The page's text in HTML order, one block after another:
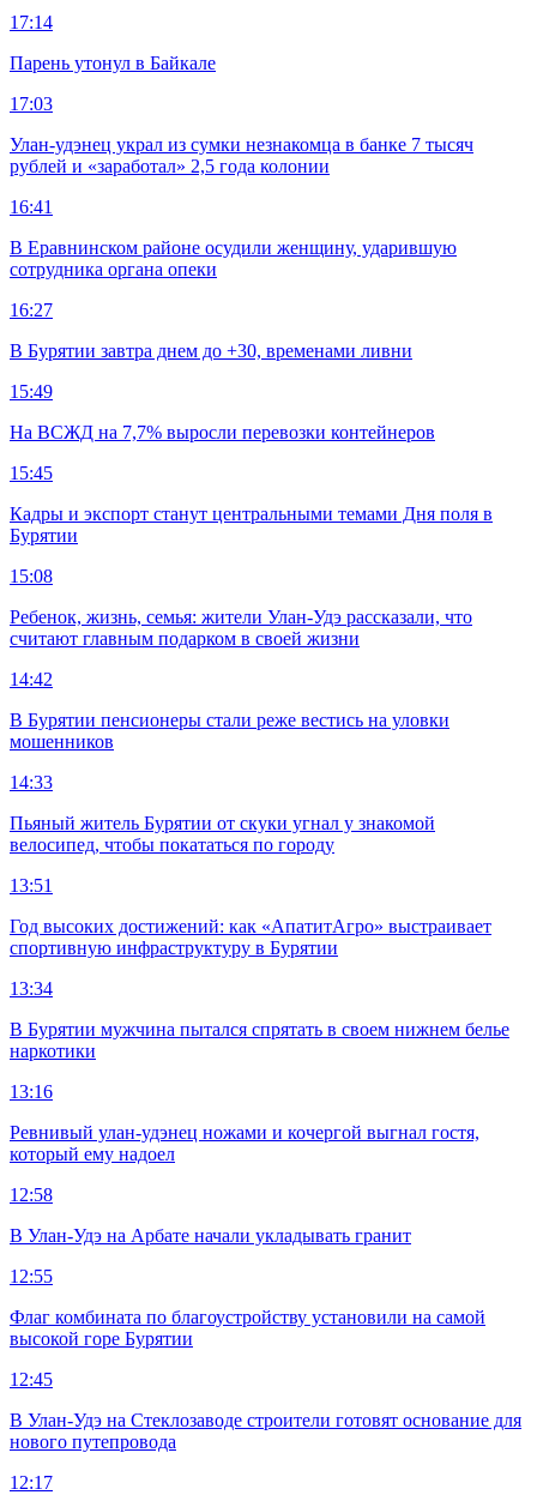
17:14
Парень утонул в Байкале
17:03
Улан-удэнец украл из сумки незнакомца в банке 7 тысяч
рублей и «заработал» 2,5 года колонии
16:41
В Еравнинском районе осудили женщину, ударившую
сотрудника органа опеки
16:27
В Бурятии завтра днем до +30, временами ливни
15:49
На ВСЖД на 7,7% выросли перевозки контейнеров
15:45
Кадры и экспорт станут центральными темами Дня поля в
Бурятии
15:08
Ребенок, жизнь, семья: жители Улан-Удэ рассказали, что
считают главным подарком в своей жизни
14:42
В Бурятии пенсионеры стали реже вестись на уловки
мошенников
14:33
Пьяный житель Бурятии от скуки угнал у знакомой
велосипед, чтобы покататься по городу
13:51
Год высоких достижений: как «АпатитАгро» выстраивает
спортивную инфраструктуру в Бурятии
13:34
В Бурятии мужчина пытался спрятать в своем нижнем белье
наркотики
13:16
Ревнивый улан-удэнец ножами и кочергой выгнал гостя,
который ему надоел
12:58
В Улан-Удэ на Арбате начали укладывать гранит
12:55
Флаг комбината по благоустройству установили на самой
высокой горе Бурятии
12:45
В Улан-Удэ на Стеклозаводе строители готовят основание для
нового путепровода
12:17